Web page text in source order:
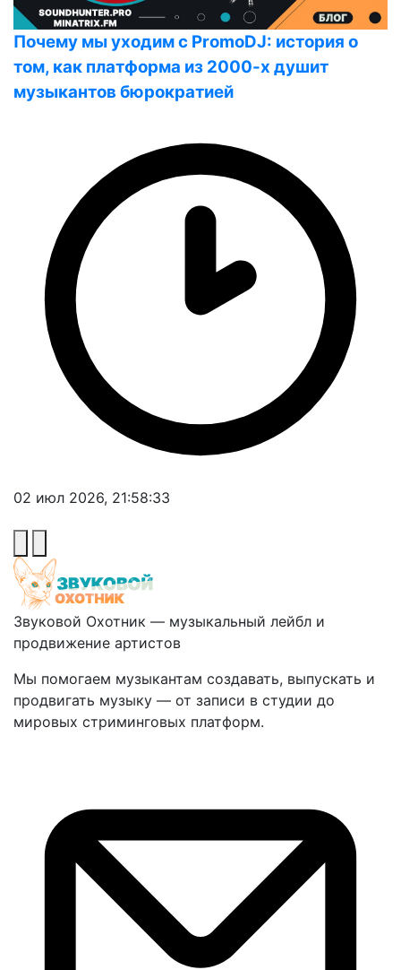
Почему мы уходим с PromoDJ: история о
том, как платформа из 2000-х душит
музыкантов бюрократией
02 июл 2026, 21:58:33
Звуковой Охотник — музыкальный лейбл и
продвижение артистов
Мы помогаем музыкантам создавать, выпускать и
продвигать музыку — от записи в студии до
мировых стриминговых платформ.